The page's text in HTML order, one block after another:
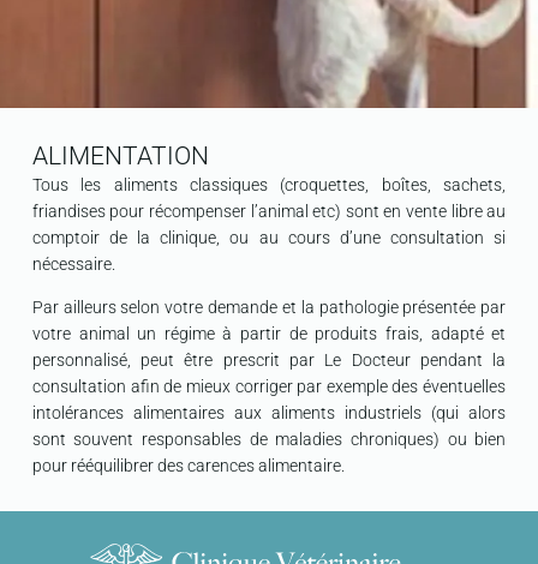
ALIMENTATION
Tous les aliments classiques (croquettes, boîtes, sachets,
friandises pour récompenser l’animal etc) sont en vente libre au
comptoir de la clinique, ou au cours d’une consultation si
nécessaire.
Par ailleurs selon votre demande et la pathologie présentée par
votre animal un régime à partir de produits frais, adapté et
personnalisé, peut être prescrit par Le Docteur pendant la
consultation afin de mieux corriger par exemple des éventuelles
intolérances alimentaires aux aliments industriels (qui alors
sont souvent responsables de maladies chroniques) ou bien
pour rééquilibrer des carences alimentaire.